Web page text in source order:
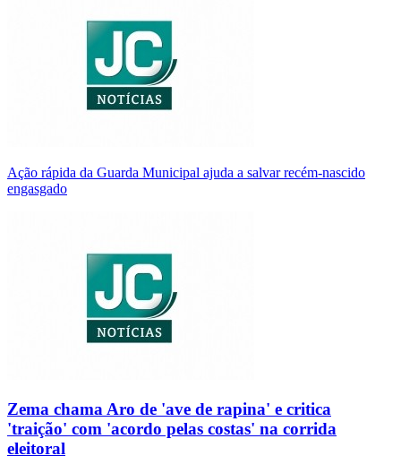
Ação rápida da Guarda Municipal ajuda a salvar recém-nascido
engasgado
Zema chama Aro de 'ave de rapina' e critica
'traição' com 'acordo pelas costas' na corrida
eleitoral